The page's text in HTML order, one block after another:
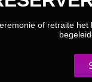
of retraite